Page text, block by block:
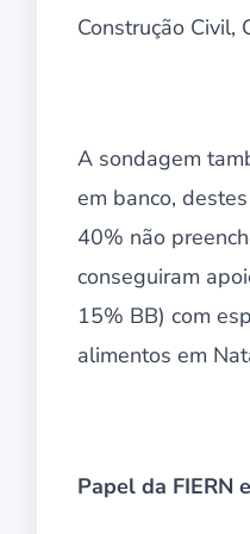
Construção Civil,
A sondagem
em banco,
40% não
conseguiram
15% BB) com
alimentos em
Papel da FIERN